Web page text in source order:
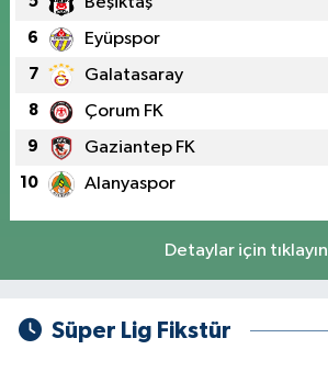
6 Eyüpspor
7 Galatasaray
8 Çorum FK
9 Gaziantep FK
10 Alanyaspor
Detaylar için tıklayın
Süper Lig Fikstür